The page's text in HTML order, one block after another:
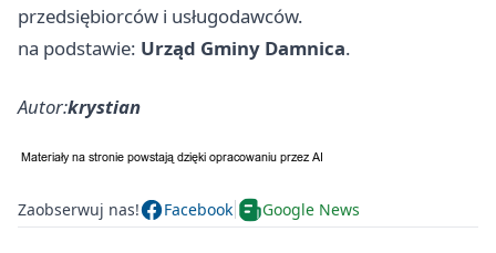
przedsiębiorców i usługodawców.
na podstawie: Urząd Gminy Damnica.
Autor:krystian
Zaobserwuj nas! Facebook Google News